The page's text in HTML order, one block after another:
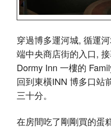
穿過博多運河城, 循運
端中央商店街的入口,
Dormy Inn 一樓的
回到東橫INN 博多口站
三十分。
在房間吃了剛剛買的蛋